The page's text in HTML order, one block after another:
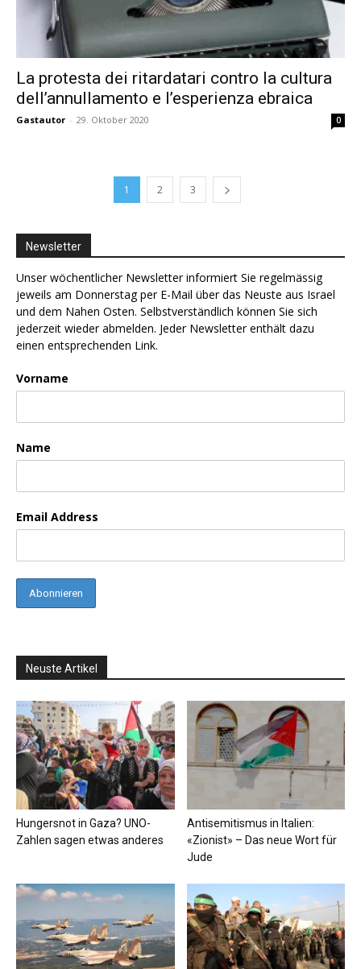
La protesta dei ritardatari contro la cultura
dell’annullamento e l’esperienza ebraica
Gastautor - 29. Oktober 2020 0
1 2 3
Newsletter
Unser wöchentlicher Newsletter informiert Sie regelmässig
jeweils am Donnerstag per E-Mail über das Neuste aus Israel
und dem Nahen Osten. Selbstverständlich können Sie sich
jederzeit wieder abmelden. Jeder Newsletter enthält dazu
einen entsprechenden Link.
Vorname
Name
Email Address
Neuste Artikel
Hungersnot in Gaza? UNO-
Zahlen sagen etwas anderes
Antisemitismus in Italien:
«Zionist» – Das neue Wort für
Jude